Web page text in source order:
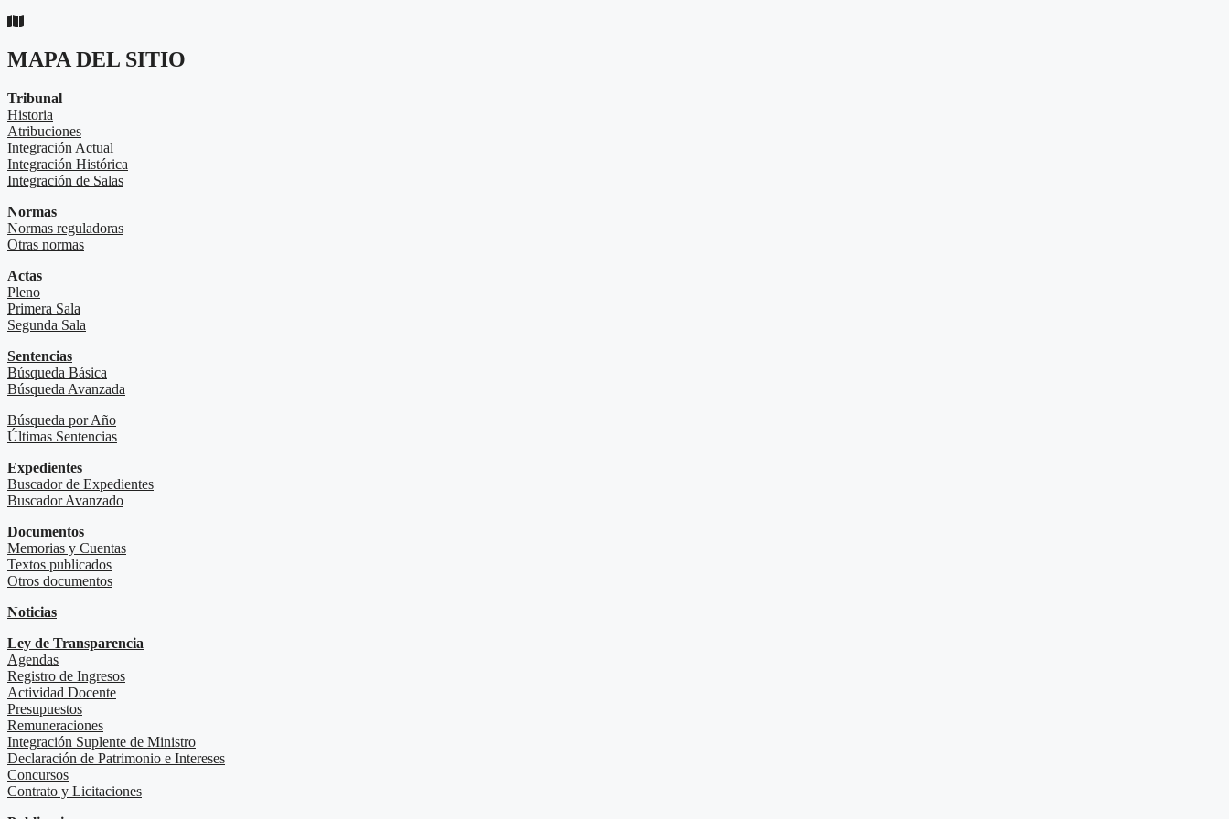
MAPA DEL SITIO
Tribunal
Historia
Atribuciones
Integración Actual
Integración Histórica
Integración de Salas
Normas
Normas reguladoras
Otras normas
Actas
Pleno
Primera Sala
Segunda Sala
Sentencias
Búsqueda Básica
Búsqueda Avanzada
Búsqueda por Año
Últimas Sentencias
Expedientes
Buscador de Expedientes
Buscador Avanzado
Documentos
Memorias y Cuentas
Textos publicados
Otros documentos
Noticias
Ley de Transparencia
Agendas
Registro de Ingresos
Actividad Docente
Presupuestos
Remuneraciones
Integración Suplente de Ministro
Declaración de Patrimonio e Intereses
Concursos
Contrato y Licitaciones